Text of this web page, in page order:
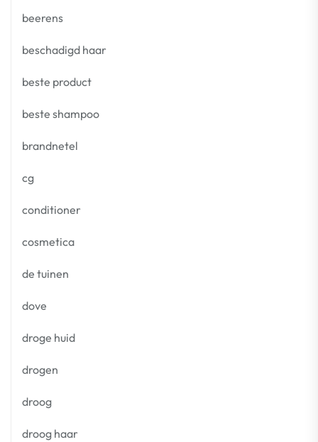
beerens
beschadigd haar
beste product
beste shampoo
brandnetel
cg
conditioner
cosmetica
de tuinen
dove
droge huid
drogen
droog
droog haar